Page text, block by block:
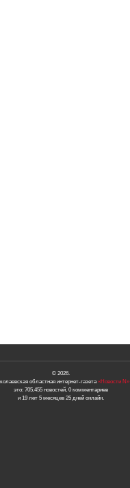
© 2026.
областная интернет-газета«Новости N»
это: 705,455 новостей, 0 комментариев
и 19 лет 5 месяцев 25 дней онлайн.